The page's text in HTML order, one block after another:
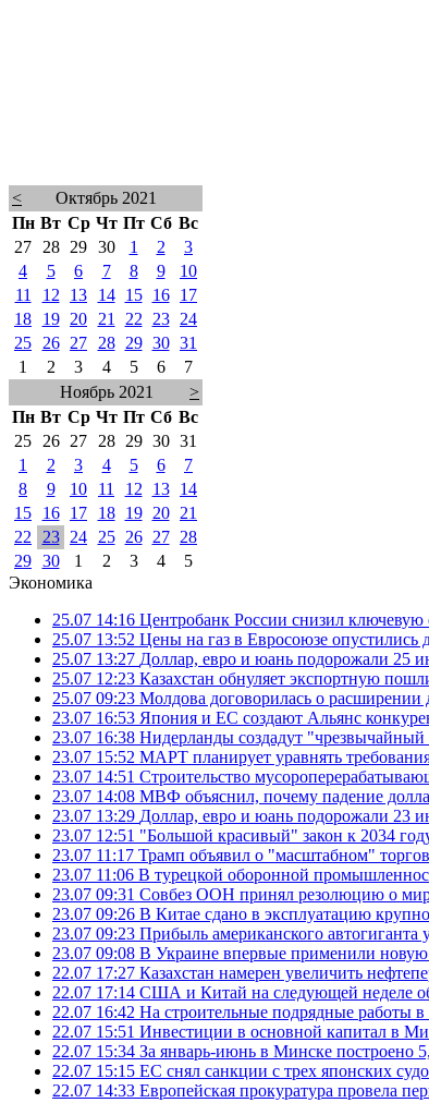
<
Октябрь 2021
Пн Вт Ср Чт Пт Сб Вс
27
28 29 30 1 2
3
4
5 6 7 8 9
10
11
12 13 14 15 16
17
18
19 20 21 22 23
24
25
26 27 28 29 30 31
1
2 3 4 5 6
7
Ноябрь 2021
>
Пн Вт Ср Чт Пт Сб Вс
25
26 27 28 29 30 31
1
2 3 4 5 6
7
8
9 10 11 12 13
14
15
16 17 18 19 20
21
22
23 24 25 26 27
28
29 30 1 2 3 4
5
Экономика
25.07 14:16 Центробанк России снизил ключевую
25.07 13:52 Цены на газ в Евросоюзе опустились
25.07 13:27 Доллар, евро и юань подорожали 25
25.07 12:23 Казахстан обнуляет экспортную
25.07 09:23 Молдова договорилась о
23.07 16:53 Япония и ЕС создают Альянс
23.07 16:38 Нидерланды создадут "чрезвычайный
23.07 15:52 МАРТ планирует уравнять
23.07 14:51 Строительство
23.07 14:08 МВФ объяснил, почему падение
23.07 13:29 Доллар, евро и юань подорожали 23
23.07 12:51 "Большой красивый" закон к 2034
23.07 11:17 Трамп объявил о "масштабном"
23.07 11:06 В турецкой оборонной
23.07 09:31 Совбез ООН принял резолюцию о
23.07 09:26 В Китае сдано в эксплуатацию
23.07 09:23 Прибыль американского автогиганта
23.07 09:08 В Украине впервые применили
22.07 17:27 Казахстан намерен увеличить
22.07 17:14 США и Китай на следующей неделе
22.07 16:42 На строительные подрядные работы
22.07 15:51 Инвестиции в основной капитал в
22.07 15:34 За январь-июнь в Минске построено
22.07 15:15 ЕС снял санкции с трех японских
22.07 14:33 Европейская прокуратура провела